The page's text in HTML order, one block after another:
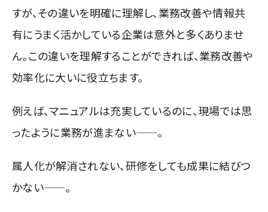
すが、その違いを明確に理解し、業務改善や情報共
有にうまく活かしている企業は意外と多くありませ
ん。この違いを理解することができれば、業務改善や
効率化に大いに役立ちます。
例えば、マニュアルは充実しているのに、現場では思
ったように業務が進まない——。
属人化が解消されない、研修をしても成果に結びつ
かない——。